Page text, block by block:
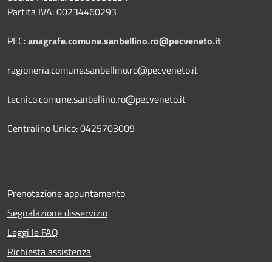
Partita IVA: 00234460293
PEC:anagrafe.comune.sanbellino.ro@pecveneto.it
ragioneria.comune.sanbellino.ro@pecveneto.it
tecnico.comune.sanbellino.ro@pecveneto.it
Centralino Unico: 0425703009
Prenotazione appuntamento
Segnalazione disservizio
Leggi le FAQ
Richiesta assistenza